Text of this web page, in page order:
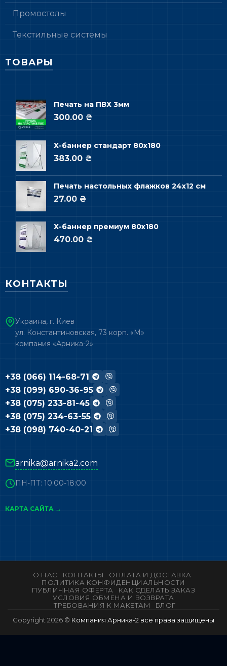
Промостолы
Текстильные системы
ТОВАРЫ
Печать на ПВХ 3мм
300.00 ₴
Х-баннер стандарт 80х180
383.00 ₴
Печать настольных флажков 24х12 см
27.00 ₴
Х-баннер премиум 80х180
470.00 ₴
КОНТАКТЫ
Украина, г. Киев
ул. Константиновская, 73 корп. «М»
компания «Арника-2»
+38 (066) 114-68-71
+38 (099) 690-36-95
+38 (075) 233-81-45
+38 (075) 234-63-55
+38 (098) 740-40-21
arnika@arnika2.com
ПН-ПТ: 10:00-18:00
КАРТА САЙТА →
О НАС КОНТАКТЫ
ОПЛАТА И ДОСТАВКА
ПОЛИТИКА КОНФИДЕНЦИАЛЬНОСТИ
ПУБЛИЧНАЯ ОФЕРТА
КАК СДЕЛАТЬ ЗАКАЗ
УСЛОВИЯ ОБМЕНА И ВОЗВРАТА
ТРЕБОВАНИЯ К МАКЕТАМ
БЛОГ
Copyright 2026 © Компания Арника-2 все права защищены